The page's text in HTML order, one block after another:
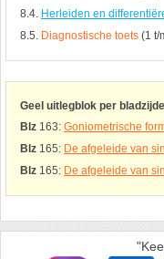
8.4. Herleiden en
8.5. Diagnostische toets (1 t/
Geel uitlegblok per
Blz 163: Goniometrische
Blz 165: De afgeleide van
Blz 165: De afgeleide van
24. Oppervlakte
26. Pi